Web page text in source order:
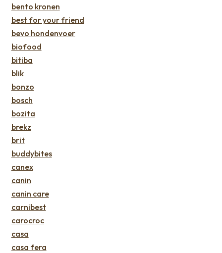
bento kronen
best for your friend
bevo hondenvoer
biofood
bitiba
blik
bonzo
bosch
bozita
brekz
brit
buddybites
canex
canin
canin care
carnibest
carocroc
casa
casa fera